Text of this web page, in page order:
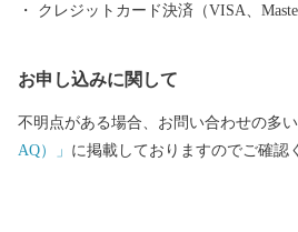
クレジットカード決済（VISA、
お申し込みに関して
不明点がある場合、お問い合わせの多
AQ）」 に掲載しておりますのでご確認